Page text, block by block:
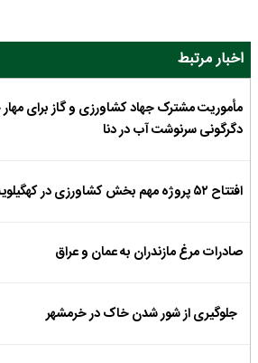
اخبار مرتبط
مأموریت مشترک جهاد کشاورزی و گاز برای
دگرگونی سرنوشت آب در دنا
افتتاح ۵۲ پروژه مهم بخش کشاورزی در کهگیلویه و بویراحمد
صادرات مرغ مازندران به عمان و عراق
جلوگیری از شور شدن خاک در خرمشهر